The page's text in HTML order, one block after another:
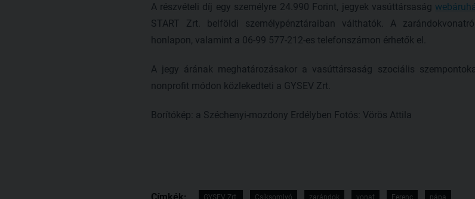
A részvételi díj egy személyre 24.990 Forint, jegyek vasúttársaság
START Zrt. belföldi személypénztáraiban válthatók. A
honlapon, valamint a 06-99 577-212-es telefonszámon érhetők el.
A jegy árának meghatározásakor a vasúttársaság szociális
nonprofit módon közlekedteti a GYSEV Zrt.
Borítókép: a Széchenyi-mozdony Erdélyben Fotós: Vörös Attila